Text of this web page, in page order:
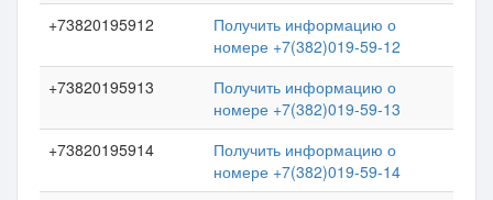
+73820195912
Получить информацию о
номере +7(382)019-59-12
+73820195913
Получить информацию о
номере +7(382)019-59-13
+73820195914
Получить информацию о
номере +7(382)019-59-14